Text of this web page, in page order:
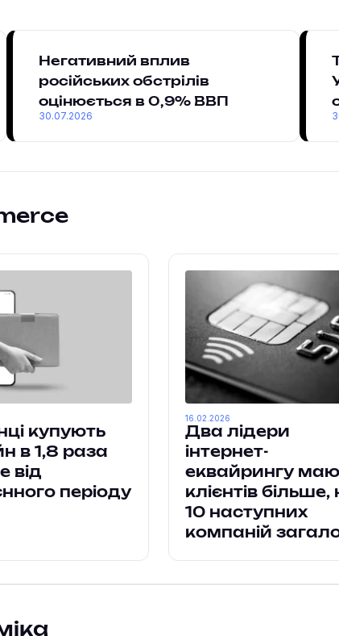
Негативний вплив
російських обстрілів
оцінюється в 0,9% ВВП
30.07.2026
купують
в 1,8 раза
від
періоду
Два лідери
інтернет-
еквайрингу
клієнтів більше,
10 наступних
компаній
16.02.2026